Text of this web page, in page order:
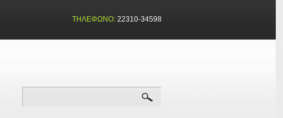
ΤΗΛΈΦΩΝΟ: 22310-34598
ΦΌΡΜΑ ΑΝΑΖΉΤΗΣΗΣ